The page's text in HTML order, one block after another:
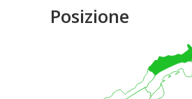
Posizione